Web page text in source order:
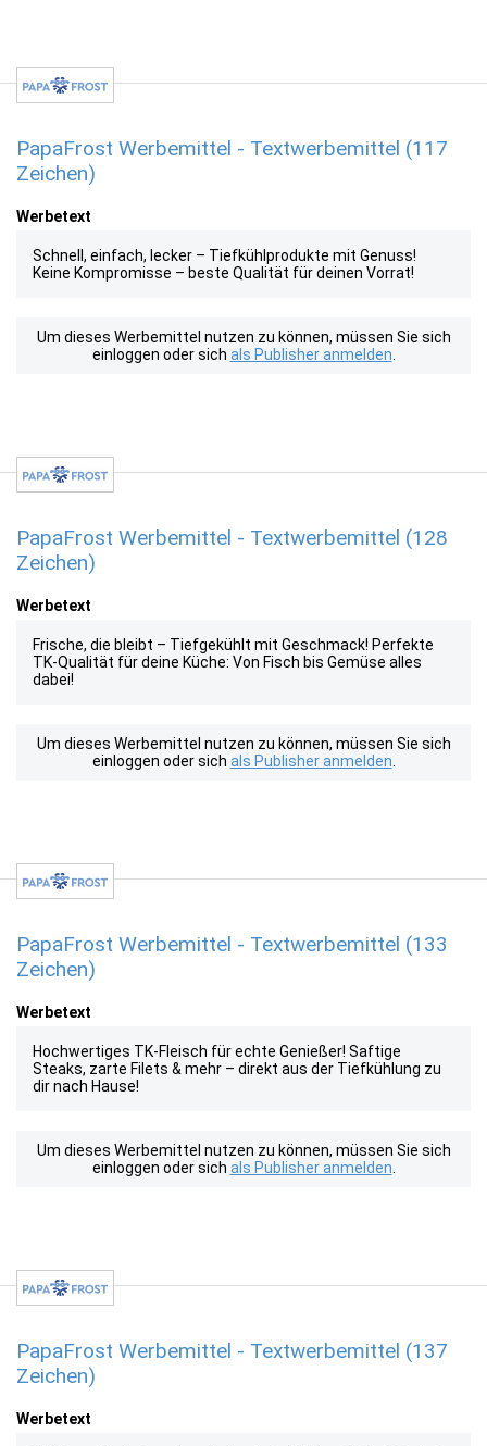
PapaFrost Werbemittel - Textwerbemittel (117
Zeichen)
Werbetext
Schnell, einfach, lecker – Tiefkühlprodukte mit Genuss!
Keine Kompromisse – beste Qualität für deinen Vorrat!
Um dieses Werbemittel nutzen zu können, müssen Sie sich
einloggen oder sich als Publisher anmelden
PapaFrost Werbemittel - Textwerbemittel (128
Zeichen)
Werbetext
Frische, die bleibt – Tiefgekühlt mit Geschmack! Perfekte
TK-Qualität für deine Küche: Von Fisch bis Gemüse alles
dabei!
Um dieses Werbemittel nutzen zu können, müssen Sie sich
einloggen oder sich als Publisher anmelden
PapaFrost Werbemittel - Textwerbemittel (133
Zeichen)
Werbetext
Hochwertiges TK-Fleisch für echte Genießer! Saftige
Steaks, zarte Filets & mehr – direkt aus der Tiefkühlung zu
dir nach Hause!
Um dieses Werbemittel nutzen zu können, müssen Sie sich
einloggen oder sich als Publisher anmelden
PapaFrost Werbemittel - Textwerbemittel (137
Zeichen)
Werbetext